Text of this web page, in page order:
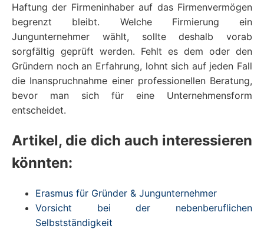
Haftung der Firmeninhaber auf das Firmenvermögen
begrenzt bleibt. Welche Firmierung ein
Jungunternehmer wählt, sollte deshalb vorab
sorgfältig geprüft werden. Fehlt es dem oder den
Gründern noch an Erfahrung, lohnt sich auf jeden Fall
die Inanspruchnahme einer professionellen Beratung,
bevor man sich für eine Unternehmensform
entscheidet.
Artikel, die dich auch interessieren
könnten:
Erasmus für Gründer & Jungunternehmer
Vorsicht bei der nebenberuflichen
Selbstständigkeit